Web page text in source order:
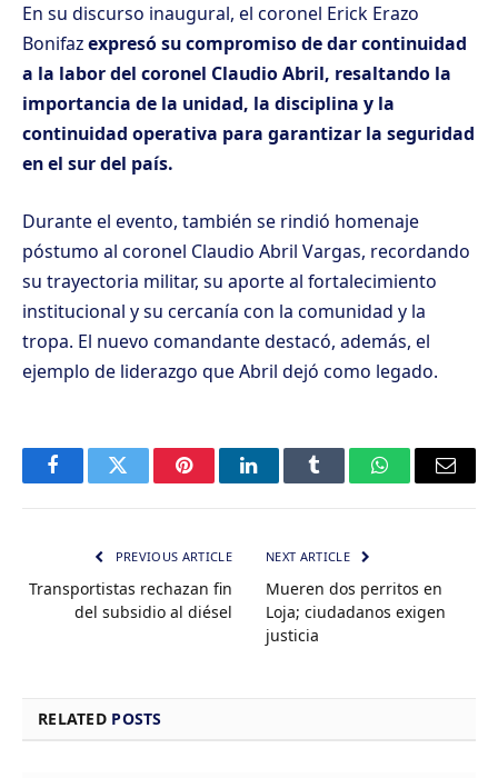
En su discurso inaugural, el coronel Erick Erazo
Bonifazexpresó su compromiso de dar continuidad
a la labor del coronel Claudio Abril, resaltando la
importancia de la unidad, la disciplina y la
continuidad operativa para garantizar la seguridad
en el sur del país.
Durante el evento, también se rindió homenaje
póstumo al coronel Claudio Abril Vargas, recordando
su trayectoria militar, su aporte al fortalecimiento
institucional y su cercanía con la comunidad y la
tropa. El nuevo comandante destacó, además, el
ejemplo de liderazgo que Abril dejó como legado.
FacebookTwitter PinterestLinkedInTumblr WhatsAppEmail
PREVIOUS ARTICLE
Transportistas rechazan fin
del subsidio al diésel
NEXT ARTICLE
Mueren dos perritos en
Loja; ciudadanos exigen
justicia
RELATED POSTS